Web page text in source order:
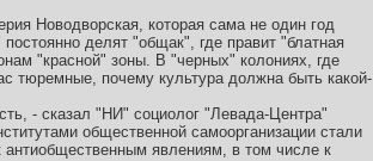
Новодворская, которая сама не один год
делят "общак", где правит "блатная
"красной" зоны. В "черных" колониях, где
тюремные, почему культура должна быть какой-
- сказал "НИ" социолог "Левада-Центра"
общественной самоорганизации стали
антиобщественным явлениям, в том числе к